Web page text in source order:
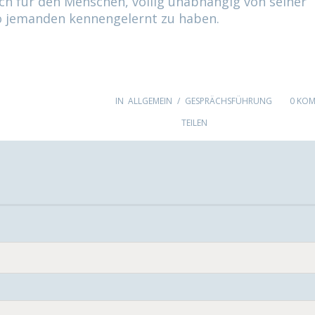
kennengelernt zu haben.
0
IN ALLGEMEIN GESPRÄCHSFÜHRUNG
TEILEN